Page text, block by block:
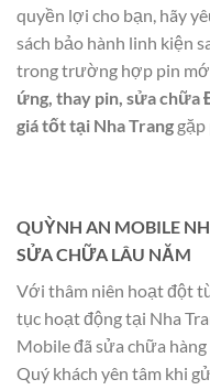
quyền lợi cho bạn, hãy
sách bảo hành linh kiện
trong trường hợp pin
ứng, thay pin, sửa chữa
giá tốt tại Nha Trang
QUỲNH AN MOBILE
SỬA CHỮA LÂU NĂM
Với thâm niên hoạt đột
tục hoạt động tại Nha
Mobile đã sửa chữa
Quý khách yên tâm khi